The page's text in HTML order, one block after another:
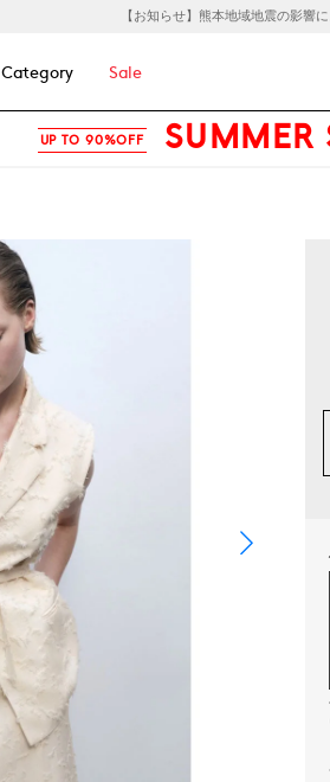
【お知らせ】熊本地域地震の影響
Category Sale
UP TO 90%OFF SUMMER